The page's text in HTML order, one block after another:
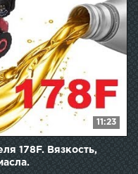
11:23
178F. Вязкость,